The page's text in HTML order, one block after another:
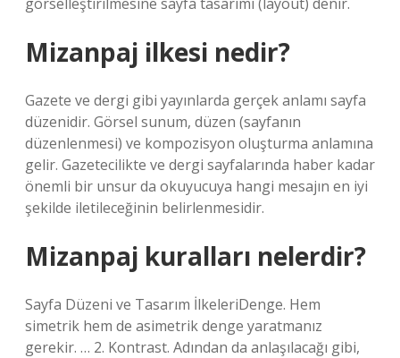
Mizanpaj ilkesi nedir?
Gazete ve dergi gibi yayınlarda gerçek anlamı sayfa
düzenidir. Görsel sunum, düzen (sayfanın
düzenlenmesi) ve kompozisyon oluşturma anlamına
gelir. Gazetecilikte ve dergi sayfalarında haber kadar
önemli bir unsur da okuyucuya hangi mesajın en iyi
şekilde iletileceğinin belirlenmesidir.
Mizanpaj kuralları nelerdir?
Sayfa Düzeni ve Tasarım İlkeleriDenge. Hem
simetrik hem de asimetrik denge yaratmanız
gerekir. … 2. Kontrast. Adından da anlaşılacağı gibi,